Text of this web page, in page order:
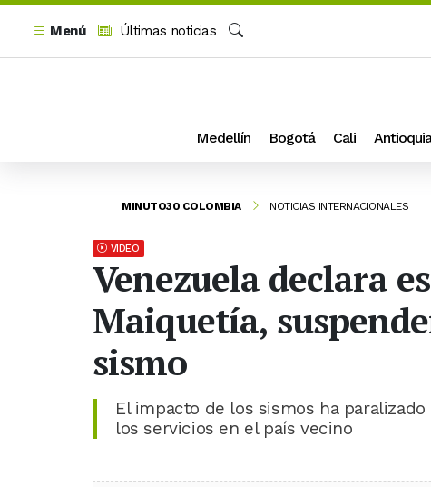
Menú
Últimas noticias
Medellín Bogotá Cali Antioquia
MINUTO30 COLOMBIA NOTICIAS INTERNACIONALES
VIDEO
Venezuela declara
Maiquetía,
sismo
El impacto de los sismos ha
los servicios en el país vecino